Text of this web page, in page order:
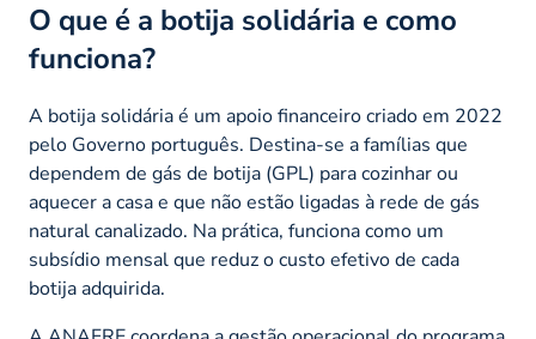
O que é a botija solidária e como
funciona?
A botija solidária é um apoio financeiro criado em 2022
pelo Governo português. Destina-se a famílias que
dependem de gás de botija (GPL) para cozinhar ou
aquecer a casa e que não estão ligadas à rede de gás
natural canalizado. Na prática, funciona como um
subsídio mensal que reduz o custo efetivo de cada
botija adquirida.